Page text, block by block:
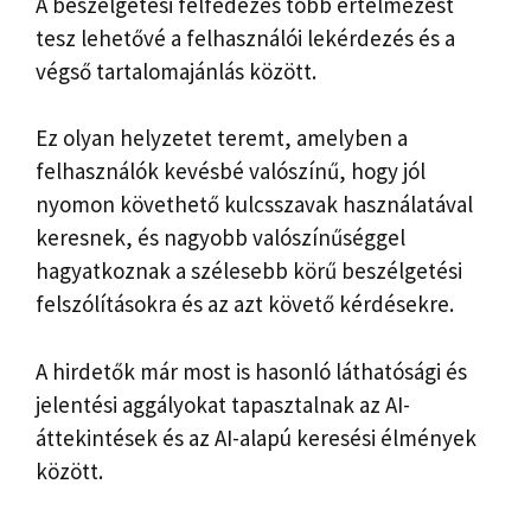
tesz lehetővé a felhasználói lekérdezés és a
végső tartalomajánlás között.
Ez olyan helyzetet teremt, amelyben a
felhasználók kevésbé valószínű, hogy jól
nyomon követhető kulcsszavak használatával
keresnek, és nagyobb valószínűséggel
hagyatkoznak a szélesebb körű beszélgetési
felszólításokra és az azt követő kérdésekre.
A hirdetők már most is hasonló láthatósági és
jelentési aggályokat tapasztalnak az AI-
áttekintések és az AI-alapú keresési élmények
között.